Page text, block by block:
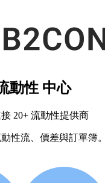
動性 中心
20+ 流動性提供商
性流、價差與訂單簿。